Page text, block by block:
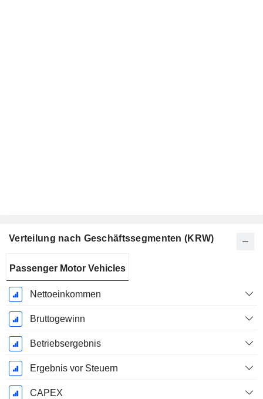
Verteilung nach Geschäftssegmenten (KRW)
Geschäftsjahres:
Dezember
Passenger Motor Vehicles
Nettoeinkommen
Bruttogewinn
Betriebsergebnis
Ergebnis vor Steuern
CAPEX